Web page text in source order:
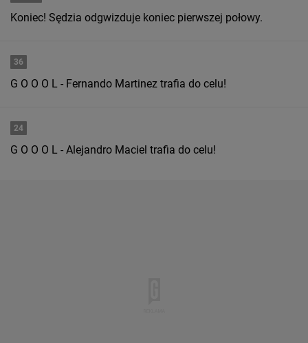
Koniec! Sędzia odgwizduje koniec pierwszej połowy.
36
G O O O L - Fernando Martinez trafia do celu!
24
G O O O L - Alejandro Maciel trafia do celu!